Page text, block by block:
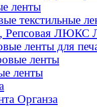
ленты
текстильные
Репсовая ЛЮКС
ленты для
ленты
ленты
Органза